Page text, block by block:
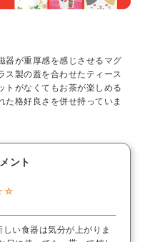
器が重厚感を感じさせるマグ
ス製の蓋を合わせたティース
トがなくてもお茶が楽しめる
格好良さを併せ持っていま
ント
い食器は気分が上がりま